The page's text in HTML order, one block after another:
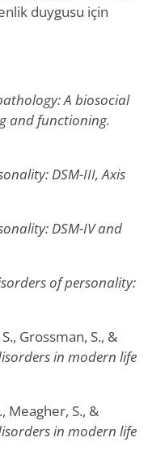
duygusu için
A biosocial
and functioning.
DSM-III, Axis
DSM-IV and
of personality:
Grossman, S., &
in modern life
Meagher, S., &
in modern life